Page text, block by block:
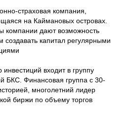
страховая компания,
на Каймановых островах.
компании дают возможность
создавать капитал регулярными
входит в группу
БКС. Финансовая группа с 30-
многолетний лидер
биржи по объему торгов